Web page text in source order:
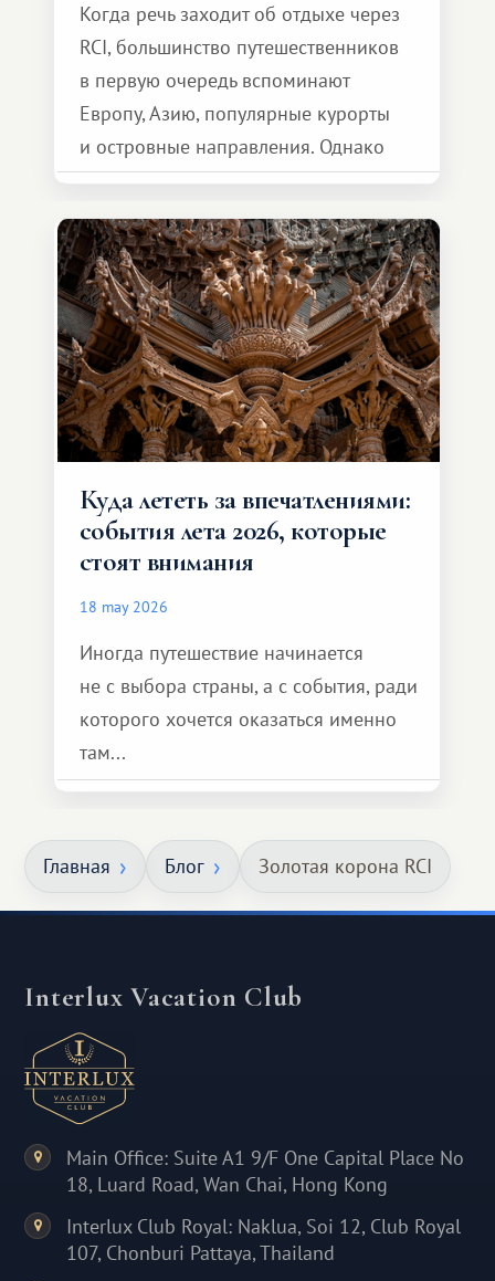
Когда речь заходит об отдыхе через
RCI, большинство путешественников
в первую очередь вспоминают
Европу, Азию, популярные курорты
и островные направления. Однако
возможности обменной системы
значительно шире. Среди них есть
и Африка — континент, который
способен подарить совершенно иной
формат путешествия.
Куда лететь за впечатлениями:
события лета 2026, которые
стоят внимания
18 may 2026
Иногда путешествие начинается
не с выбора страны, а с события, ради
которого хочется оказаться именно
там...
Главная Блог Золотая корона RCI
Interlux Vacation Club
Main Office: Suite A1 9/F One Capital Place No
18, Luard Road, Wan Chai, Hong Kong
Interlux Club Royal: Naklua, Soi 12, Club Royal
107, Chonburi Pattaya, Thailand